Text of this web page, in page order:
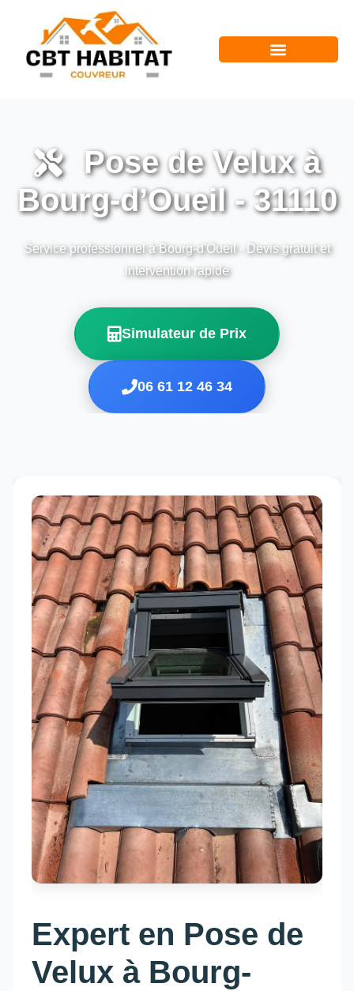
Pose de Velux à
Bourg-d’Oueil - 31110
Service professionnel à Bourg-d'Oueil - Devis gratuit et
intervention rapide
Simulateur de Prix
06 61 12 46 34
Expert en Pose de
Velux à Bourg-